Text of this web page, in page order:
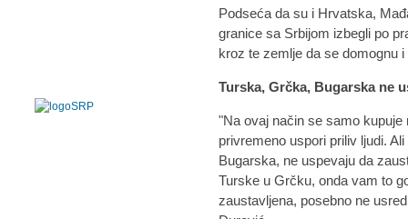
Podseća da su i Hrvatska,
granice sa Srbijom izbegli po
kroz te zemlje da se domognu
Turska, Grčka, Bugarska ne
"Na ovaj način se samo
privremeno uspori priliv ljudi.
Bugarska, ne uspevaju da
Turske u Grčku, onda vam to
zaustavljena, posebno ne